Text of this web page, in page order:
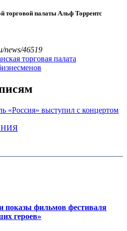
торговой палаты Альф Торрентс
news/46519
торговая палата
«Россия» выступил с концертом
фильмов фестиваля
героев»